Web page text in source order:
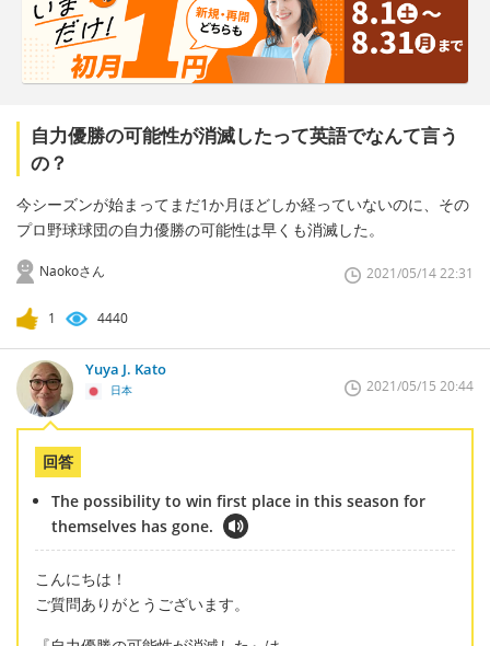
自力優勝の可能性が消滅したって英語でなんて言う
の？
今シーズンが始まってまだ1か月ほどしか経っていないのに、その
プロ野球球団の自力優勝の可能性は早くも消滅した。
Naokoさん 2021/05/14 22:31
1 4440
Yuya J. Kato
日本 2021/05/15 20:44
回答
The possibility to win first place in this season for
themselves has gone.
こんにちは！
ご質問ありがとうございます。